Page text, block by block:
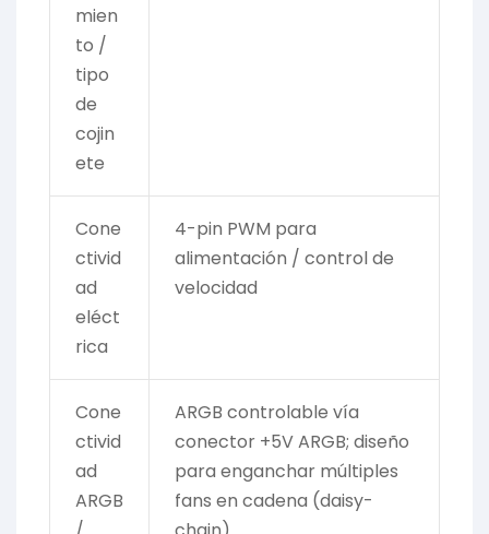
mien
to /
tipo
de
cojin
ete
Cone
ctivid
ad
eléct
rica
4-pin PWM para
alimentación / control de
velocidad
Cone
ctivid
ad
ARGB
ARGB controlable vía
conector +5V ARGB; diseño
para enganchar múltiples
fans en cadena (daisy-